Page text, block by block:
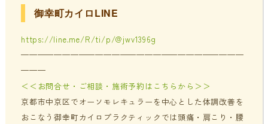
御幸町カイロLINE
https://line.me/R/ti/p/@jwv1396g
———————————————————————————
———
＜＜お問合せ・ご相談・施術予約はこちらから＞＞
京都市中京区でオーソモレキュラーを中心とした体調改善を
おこなう御幸町カイロプラクティックでは頭痛・肩こり・腰